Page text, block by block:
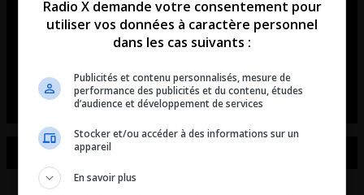
révolutionne les rassemblements
de voitures et de motos!
L’entrevue avec David Beaudoin
Radio X demande votre consentement pour
utiliser vos données à caractère personnel
dans les cas suivants :
Publicités et contenu personnalisés, mesure de
performance des publicités et du contenu, études
d’audience et développement de services
Stocker et/ou accéder à des informations sur un
appareil
En savoir plus